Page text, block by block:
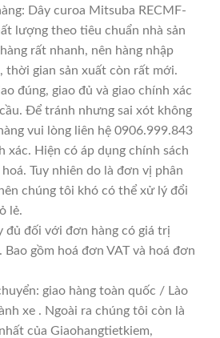
Dây curoa Mitsuba RECMF-
lượng theo tiêu chuẩn nhà sản
rất nhanh, nên hàng nhập
thời gian sản xuất còn rất mới.
đúng, giao đủ và giao chính xác
Để tránh nhưng sai xót không
vui lòng liên hệ 0906.999.843
xác. Hiện có áp dụng chính sách
Tuy nhiên do là đơn vị phân
chúng tôi khó có thể xử lý đổi
lẻ.
đủ đối với đơn hàng có giá trị
gồm hoá đơn VAT và hoá đơn
giao hàng toàn quốc / Lào
xe . Ngoài ra chúng tôi còn là
của Giaohangtietkiem,